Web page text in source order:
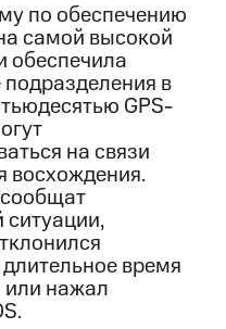
по обеспечению
самой высокой
обеспечила
в
GPS-
на связи
восхождения.
время
или нажал